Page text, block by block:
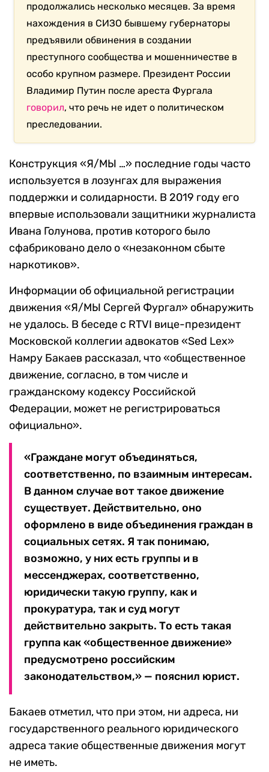
продолжались несколько месяцев. За время
нахождения в СИЗО бывшему губернаторы
предъявили обвинения в создании
преступного сообщества и мошенничестве в
особо крупном размере. Президент России
Владимир Путин после ареста Фургала
говорил, что речь не идет о политическом
преследовании.
Конструкция «Я/МЫ …» последние годы часто
используется в лозунгах для выражения
поддержки и солидарности. В 2019 году его
впервые использовали защитники журналиста
Ивана Голунова, против которого было
сфабриковано дело о «незаконном сбыте
наркотиков».
Информации об официальной регистрации
движения «Я/МЫ Сергей Фургал» обнаружить
не удалось. В беседе с RTVI вице-президент
Московской коллегии адвокатов «Sed Lex»
Намру Бакаев рассказал, что «общественное
движение, согласно, в том числе и
гражданскому кодексу Российской
Федерации, может не регистрироваться
официально».
«Граждане могут объединяться,
соответственно, по взаимным интересам.
В данном случае вот такое движение
существует. Действительно, оно
оформлено в виде объединения граждан в
социальных сетях. Я так понимаю,
возможно, у них есть группы и в
мессенджерах, соответственно,
юридически такую группу, как и
прокуратура, так и суд могут
действительно закрыть. То есть такая
группа как «общественное движение»
предусмотрено российским
законодательством,» — пояснил юрист.
Бакаев отметил, что при этом, ни адреса, ни
государственного реального юридического
адреса такие общественные движения могут
не иметь.